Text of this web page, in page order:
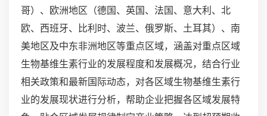
哥）、欧洲地区（德国、英国、法国、意大利、北
欧、西班牙、比利时、波兰、俄罗斯、土耳其）、南
美地区及中东非洲地区等重点区域，涵盖对重点区域
生物基维生素行业的发展程度和发展概况，结合行业
相关政策和最新国际动态，对各区域生物基维生素行
业的发展现状进行分析，帮助企业把握各区域发展特